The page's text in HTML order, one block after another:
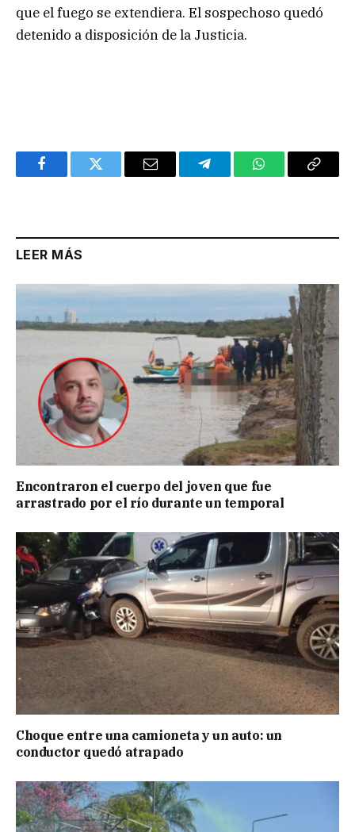
que el fuego se extendiera. El sospechoso quedó
detenido a disposición de la Justicia.
FacebookTwitter Email TelegramWhatsAppCopy
LEER MÁS
Encontraron el cuerpo del joven que fue
arrastrado por el río durante un temporal
Choque entre una camioneta y un auto: un
conductor quedó atrapado